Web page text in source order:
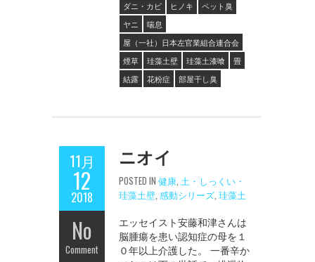
ダニ・カビ
ヒノキ
ペット臭
ヤニ
喘息
屋（一社）日本左官業組合連合会
煙草
珪藻土壁 珪藻土漆喰
畳
結露
花粉症 部屋干し臭
11月
12
2018
No
Comment
ニオイ
POSTED IN 健康 土・しっくい・
珪藻土壁 感動シリーズ 珪藻土
エッセイスト安藤和津さんは
脳腫瘍を患い認知症の母を１
０年以上介護した。 一番辛か